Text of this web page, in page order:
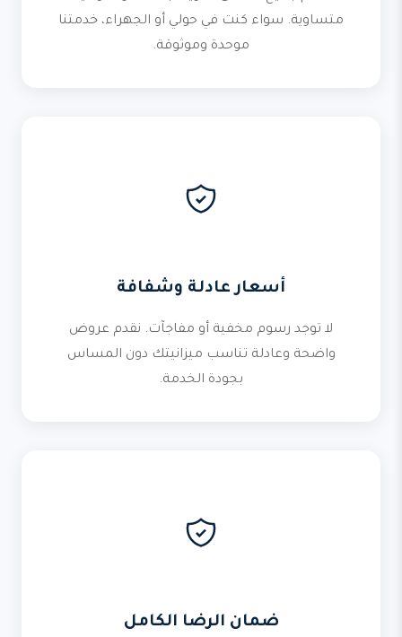
متساوية. سواء كنت في حولي أو الجهراء، خدمتنا
موحدة وموثوقة.
أسعار عادلة وشفافة
لا توجد رسوم مخفية أو مفاجآت. نقدم عروض
واضحة وعادلة تناسب ميزانيتك دون المساس
بجودة الخدمة.
ضمان الرضا الكامل